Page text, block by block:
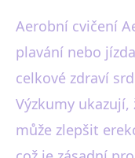
Aerobní cvičení
plavání nebo
celkové zdraví
Výzkumy
může zlepšit